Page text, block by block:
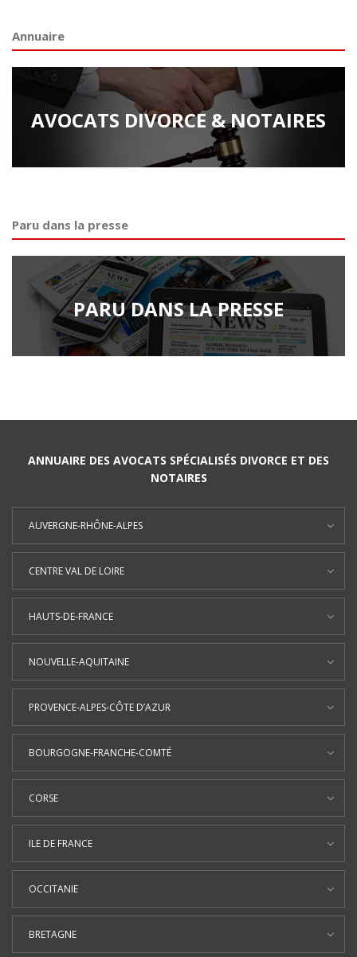
Annuaire
AVOCATS DIVORCE & NOTAIRES
Paru dans la presse
PARU DANS LA PRESSE
ANNUAIRE DES AVOCATS SPÉCIALISÉS DIVORCE ET DES
NOTAIRES
AUVERGNE-RHÔNE-ALPES
CENTRE VAL DE LOIRE
HAUTS-DE-FRANCE
NOUVELLE-AQUITAINE
PROVENCE-ALPES-CÔTE D’AZUR
BOURGOGNE-FRANCHE-COMTÉ
CORSE
ILE DE FRANCE
OCCITANIE
BRETAGNE